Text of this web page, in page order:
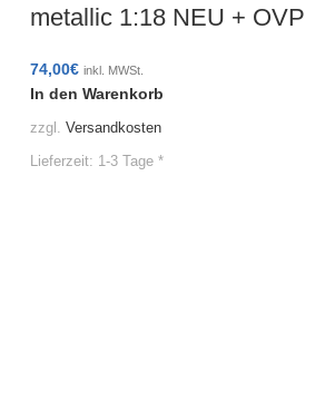
metallic 1:18 NEU + OVP
74,00€ inkl. MWSt.
In den Warenkorb
zzgl. Versandkosten
Lieferzeit: 1-3 Tage *